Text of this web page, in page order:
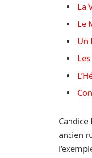
La
Le
Un
Candice
ancien